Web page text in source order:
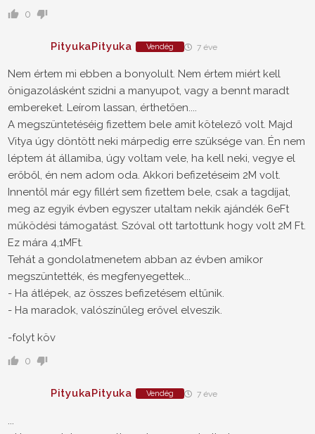
0
PityukaPityuka Vendég 7 éve
Nem értem mi ebben a bonyolult. Nem értem miért kell
önigazolásként szidni a manyupot, vagy a bennt maradt
embereket. Leírom lassan, érthetően....
A megszüntetéséig fizettem bele amit kötelező volt. Majd
Vitya úgy döntött neki márpedig erre szüksége van. Én nem
léptem át államiba, úgy voltam vele, ha kell neki, vegye el
erőből, én nem adom oda. Akkori befizetéseim 2M volt.
Innentől már egy fillért sem fizettem bele, csak a tagdíjat,
meg az egyik évben egyszer utaltam nekik ajándék 6eFt
működési támogatást. Szóval ott tartottunk hogy volt 2M Ft.
Ez mára 4,1MFt.
Tehát a gondolatmenetem abban az évben amikor
megszüntették, és megfenyegettek...
- Ha átlépek, az összes befizetésem eltűnik.
- Ha maradok, valószínűleg erővel elveszik.
-folyt köv
0
PityukaPityuka Vendég 7 éve
...